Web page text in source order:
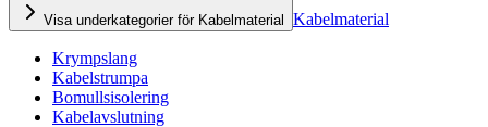
Visa underkategorier för Kabelmaterial Kabelmaterial
Krympslang
Kabelstrumpa
Bomullsisolering
Kabelavslutning